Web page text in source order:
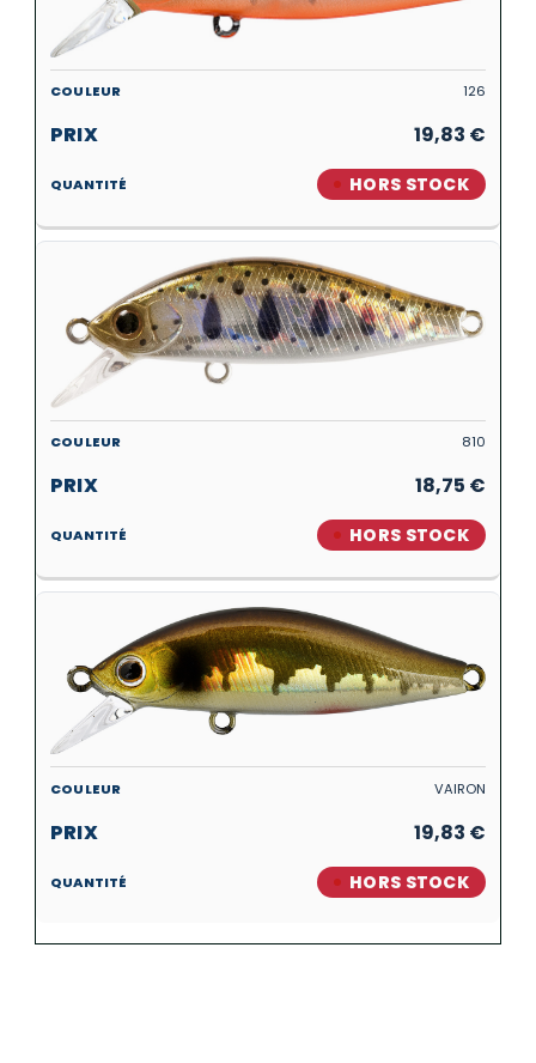
126
19,83 €
HORS STOCK
810
18,75 €
HORS STOCK
VAIRON
19,83 €
HORS STOCK